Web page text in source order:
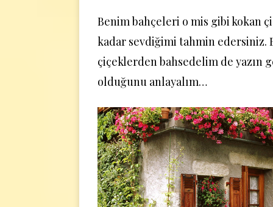
Benim bahçeleri o mis gibi kokan
kadar sevdiğimi tahmin edersiniz.
çiçeklerden bahsedelim de yazın
olduğunu anlayalım…